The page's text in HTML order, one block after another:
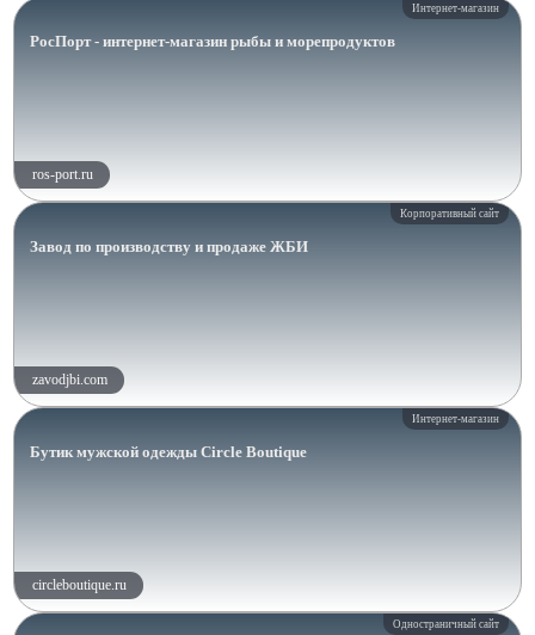
Интернет-магазин
РосПорт - интернет-магазин рыбы и морепродуктов
ros-port.ru
Корпоративный сайт
Завод по производству и продаже ЖБИ
zavodjbi.com
Интернет-магазин
Бутик мужской одежды Circle Boutique
circleboutique.ru
Одностраничный сайт